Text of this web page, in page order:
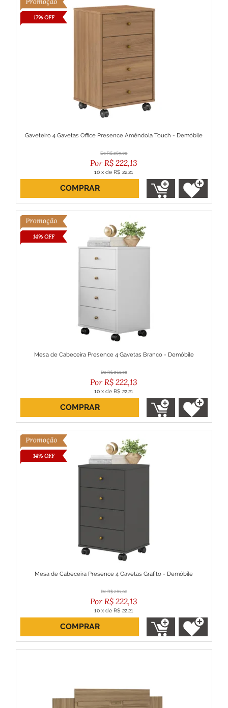
17% OFF
Gaveteiro 4 Gavetas Office Presence Amêndola Touch - Demóbile
R$ 269,00
R$ 222,13
10 x de R$ 22,21
ou R$ 199,92 no boleto
COMPRAR
14% OFF
Mesa de Cabeceira Presence 4 Gavetas Branco - Demóbile
R$ 261,00
R$ 222,13
10 x de R$ 22,21
ou R$ 199,92 no boleto
COMPRAR
14% OFF
Mesa de Cabeceira Presence 4 Gavetas Grafito - Demóbile
R$ 261,00
R$ 222,13
10 x de R$ 22,21
ou R$ 199,92 no boleto
COMPRAR